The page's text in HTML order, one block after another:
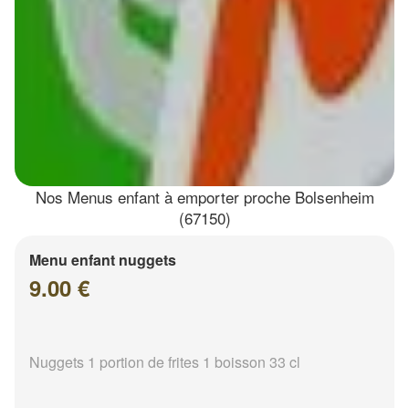
Nos Menus enfant à emporter proche Bolsenheim
(67150)
Menu enfant nuggets
9.00 €
Nuggets 1 portion de frites 1 boisson 33 cl